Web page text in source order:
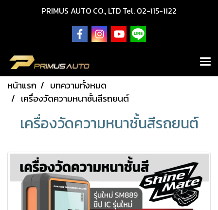
PRIMUS AUTO CO., LTD Tel. 02-115-1122
หน้าแรก
บทความทั้งหมด
เครื่องวัดความหนาชั้นสีรถยนต์
เครื่องวัดความหนาชั้นสีรถยนต์